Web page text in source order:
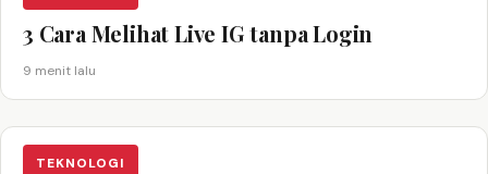
3 Cara Melihat Live IG tanpa Login
9 menit lalu
TEKNOLOGI